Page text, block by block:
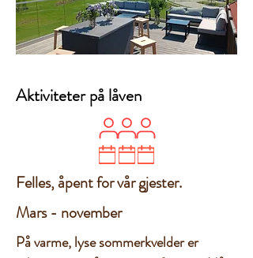
Aktiviteter på låven
Felles, åpent for vår gjester.
Mars - november
På varme, lyse sommerkvelder er